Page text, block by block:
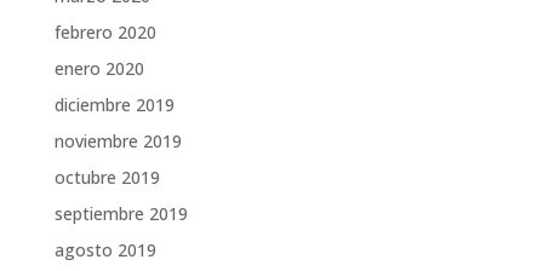
febrero 2020
enero 2020
diciembre 2019
noviembre 2019
octubre 2019
septiembre 2019
agosto 2019